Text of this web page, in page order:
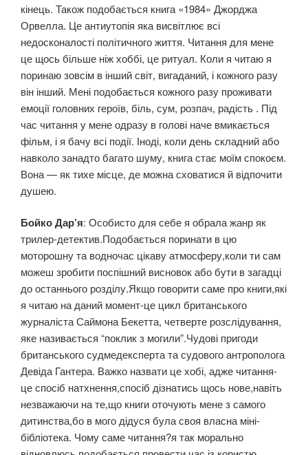
кінець. Також подобається книга «1984» Джорджа
Орвелла. Це антиутопія яка висвітлює всі
недосконалості політичного життя. Читання для мене
це щось більше ніж хоббі, це ритуал. Коли я читаю я
поринаю зовсім в інший світ, вигаданий, і кожного разу
він інший. Мені подобається кожного разу проживати
емоції головних героїв, біль, сум, розпач, радість . Під
час читання у мене одразу в голові наче вмикається
фільм, і я бачу всі події. Іноді, коли день складний або
навколо занадто багато шуму, книга стає моїм спокоєм.
Вона — як тихе місце, де можна сховатися й відпочити
душею.
Бойко Дар’я: Особисто для себе я обрала жанр як
трилер-детектив.Подобається поринати в цю
моторошну та водночас цікаву атмосферу,коли ти сам
можеш зробити поспішний висновок або бути в загадці
до останнього розділу.Якщо говорити саме про книги,які
я читаю на даний момент-це цикл британського
журналіста Саймона Бекетта, четверте розслідування,
яке називається “поклик з могили”.Чудові пригоди
британського судмедексперта та судового антрополога
Девіда Гантера. Важко назвати це хобі, адже читання-
це спосіб натхнення,спосіб дізнатись щось нове,навіть
незважаючи на те,що книги оточують мене з самого
дитинства,бо в мого дідуся була своя власна міні-
бібліотека. Чому саме читання?я так морально